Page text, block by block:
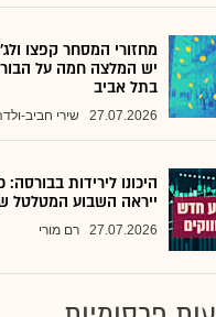
מחזורי המסחר קפצו
יש המלצה חמה על
בתל אביב
27.07.2026 שירי חביב-
היכונו לירידות בבורסה:
ייראה השבוע המטלטל
27.07.2026 רם מורי